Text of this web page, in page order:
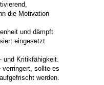
die Motivation
und dämpft
eingesetzt
und Kritikfähigkeit.
verringert, sollte es
werden.